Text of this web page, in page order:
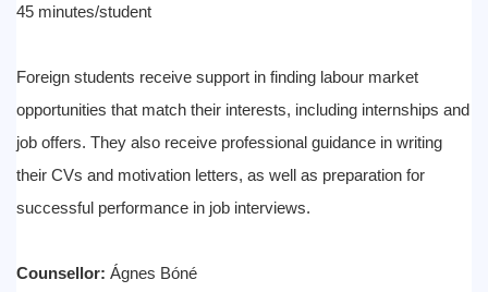
45 minutes/student
Foreign students receive support in finding labour market
opportunities that match their interests, including internships and
job offers. They also receive professional guidance in writing
their CVs and motivation letters, as well as preparation for
successful performance in job interviews.
Counsellor: Ágnes Bóné